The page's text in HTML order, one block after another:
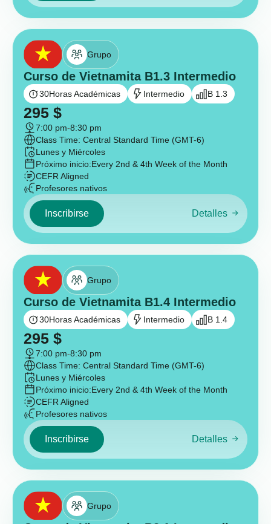
Grupo
Curso de Vietnamita B1.3 Intermedio
30Horas Académicas Intermedio B 1.3
295 $
7:00 pm-8:30 pm
Class Time: Central Standard Time (GMT-6)
Lunes y Miércoles
Próximo inicio:Every 2nd & 4th Week of the Month
CEFR Aligned
Profesores nativos
Inscribirse Detalles
Grupo
Curso de Vietnamita B1.4 Intermedio
30Horas Académicas Intermedio B 1.4
295 $
7:00 pm-8:30 pm
Class Time: Central Standard Time (GMT-6)
Lunes y Miércoles
Próximo inicio:Every 2nd & 4th Week of the Month
CEFR Aligned
Profesores nativos
Inscribirse Detalles
Grupo